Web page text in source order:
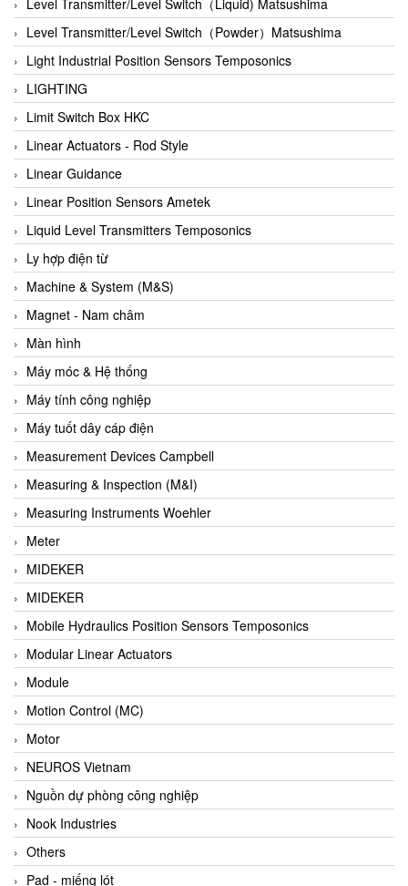
Autec
Auto Flow
Automatic valve
Aventics
Avproglobal
Axiomtek
AZBIL
B&C Electronics
B&R
Babcok wilcox
Baelz Automatic Vietnam
Bahr Modultechnik Vietnam
Balluff
BamBo Vietnam
Barel Vietnam
Barksdale
Bartec
Basco
Baumer
Baumuller Vietnam
Baykee
BBC Bircher Smart Access
BCS ITALY
BEA SENSORS
Beacon Extender
Beckhoff
Bedook
Bei Sensor
Beijer
Beinlich-pumps
Beka
Level Transmitter/Level Switch（Powder）Matsushima
Light Industrial Position Sensors Temposonics
LIGHTING
Limit Switch Box HKC
Linear Actuators - Rod Style
Linear Guidance
Linear Position Sensors Ametek
Liquid Level Transmitters Temposonics
Ly hợp điện từ
Machine & System (M&S)
Magnet - Nam châm
Màn hình
Máy móc & Hệ thống
Máy tính công nghiệp
Máy tuốt dây cáp điện
Measurement Devices Campbell
Measuring & Inspection (M&I)
Measuring Instruments Woehler
Meter
MIDEKER
MIDEKER
Mobile Hydraulics Position Sensors Temposonics
Modular Linear Actuators
Module
Motion Control (MC)
Motor
NEUROS Vietnam
Nguồn dự phòng công nghiệp
Nook Industries
Others
Pad - miếng lót